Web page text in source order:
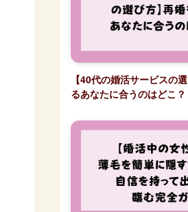
【40代の婚活サービスの
るあなたに合うのはどこ？